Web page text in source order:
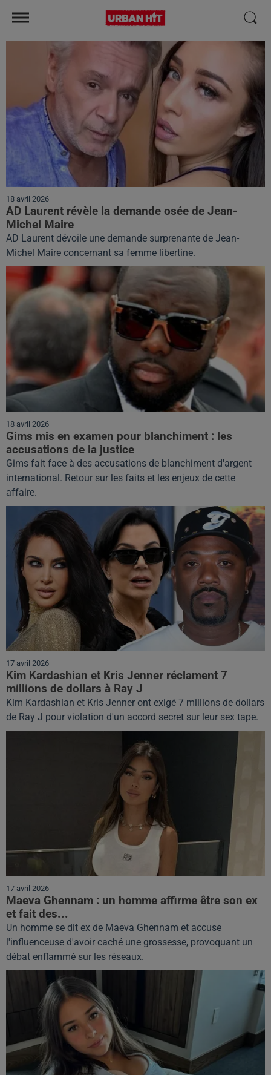
18 avril 2026
AD Laurent révèle la demande osée de Jean-
Michel Maire
AD Laurent dévoile une demande surprenante de Jean-
Michel Maire concernant sa femme libertine.
18 avril 2026
Gims mis en examen pour blanchiment : les
accusations de la justice
Gims fait face à des accusations de blanchiment d'argent
international. Retour sur les faits et les enjeux de cette
affaire.
17 avril 2026
Kim Kardashian et Kris Jenner réclament 7
millions de dollars à Ray J
Kim Kardashian et Kris Jenner ont exigé 7 millions de dollars
de Ray J pour violation d'un accord secret sur leur sex tape.
17 avril 2026
Maeva Ghennam : un homme affirme être son ex
et fait des...
Un homme se dit ex de Maeva Ghennam et accuse
l'influenceuse d'avoir caché une grossesse, provoquant un
débat enflammé sur les réseaux.